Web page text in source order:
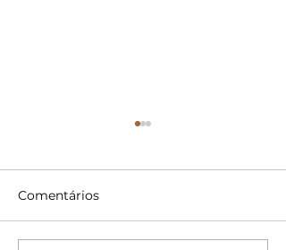
Comentários